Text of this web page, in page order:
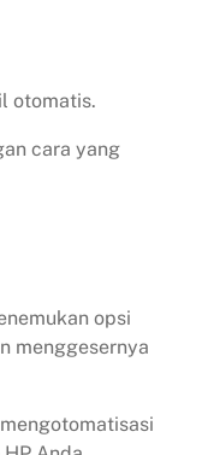
otomatis.
cara yang
opsi
menggesernya